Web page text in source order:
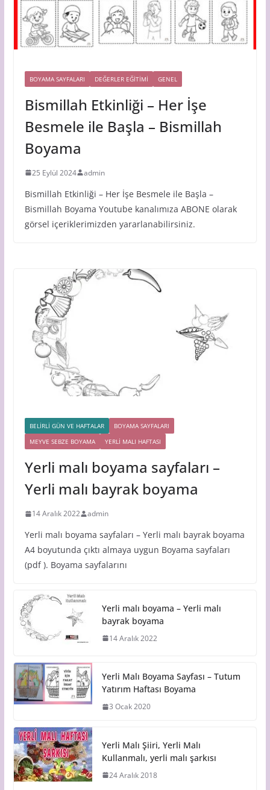
BOYAMA SAYFALARI DEĞERLER EĞİTİMİ GENEL
Bismillah Etkinliği – Her İşe
Besmele ile Başla – Bismillah
Boyama
25 Eylül 2024 admin
Bismillah Etkinliği – Her İşe Besmele ile Başla –
Bismillah Boyama Youtube kanalımıza ABONE olarak
görsel içeriklerimizden yararlanabilirsiniz.
BELİRLİ GÜN VE HAFTALAR
BOYAMA SAYFALARI
MEYVE SEBZE BOYAMA
YERLİ MALI HAFTASI
Yerli malı boyama sayfaları –
Yerli malı bayrak boyama
14 Aralık 2022 admin
Yerli malı boyama sayfaları – Yerli malı bayrak boyama
A4 boyutunda çıktı almaya uygun Boyama sayfaları
(pdf ). Boyama sayfalarını
Yerli malı boyama – Yerli malı
bayrak boyama
14 Aralık 2022
Yerli Malı Boyama Sayfası – Tutum
Yatırım Haftası Boyama
3 Ocak 2020
Yerli Malı Şiiri, Yerli Malı
Kullanmalı, yerli malı şarkısı
24 Aralık 2018